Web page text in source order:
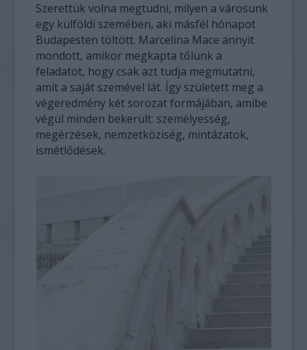
Szerettük volna megtudni, milyen a városunk
egy külföldi szemében, aki másfél hónapot
Budapesten töltött. Marcelina Mace annyit
mondott, amikor megkapta tőlünk a
feladatot, hogy csak azt tudja megmutatni,
amit a saját szemével lát. Így született meg a
végeredmény két sorozat formájában, amibe
végül minden bekerült: személyesség,
megérzések, nemzetköziség, mintázatok,
ismétlődések.